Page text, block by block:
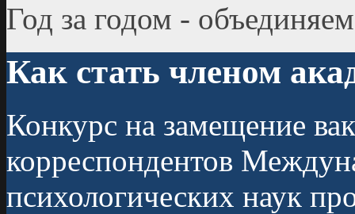
Год за годом -
Как стать членом
Конкурс на замещение
корреспондентов
психологических наук